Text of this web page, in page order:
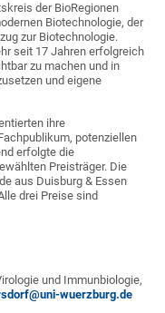
der BioRegionen
Biotechnologie, der
zur Biotechnologie.
seit 17 Jahren erfolgreich
zu machen und in
und eigene
ihre
potenziellen
erfolgte die
Preisträger. Die
aus Duisburg & Essen
drei Preise sind
und Immunbiologie,
wuerzburg.de